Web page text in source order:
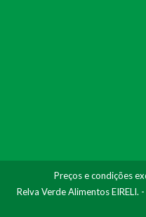
Preços e condições
Relva Verde Alimentos